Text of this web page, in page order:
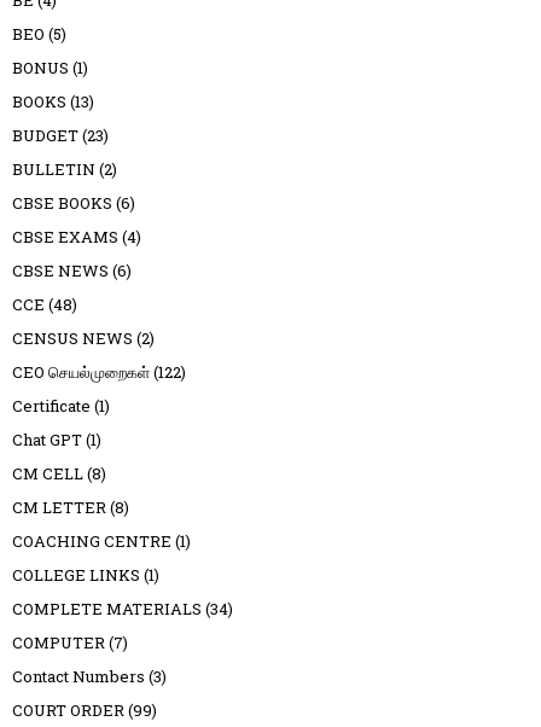
BEO (5)
BONUS (1)
BOOKS (13)
BUDGET(23)
BULLETIN (2)
CBSE BOOKS (6)
CBSE EXAMS (4)
CBSE NEWS (6)
CCE (48)
CENSUS NEWS (2)
CEO செயல்முறைகள்(122)
Certificate (1)
Chat GPT(1)
CM CELL(8)
CM LETTER(8)
COACHING CENTRE (1)
COLLEGE LINKS (1)
COMPLETE MATERIALS (34)
COMPUTER(7)
Contact Numbers (3)
COURT ORDER(99)